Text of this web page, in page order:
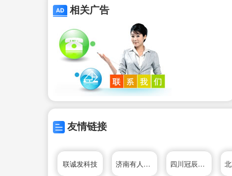
相关广告
友情链接
联诚发科技 济南有人物联网技术有限公司 四川冠辰科技开发有限公司